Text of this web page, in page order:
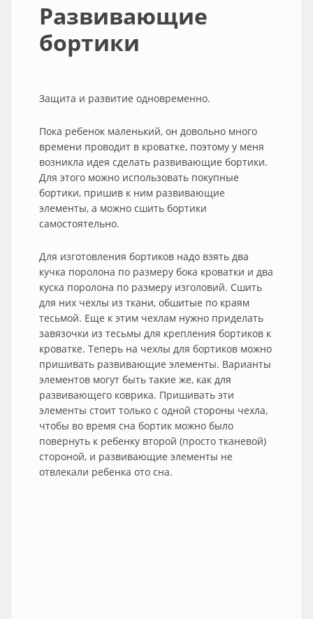
Развивающие
бортики
Защита и развитие одновременно.
Пока ребенок маленький, он довольно много
времени проводит в кроватке, поэтому у меня
возникла идея сделать развивающие бортики.
Для этого можно использовать покупные
бортики, пришив к ним развивающие
элементы, а можно сшить бортики
самостоятельно.
Для изготовления бортиков надо взять два
кучка поролона по размеру бока кроватки и два
куска поролона по размеру изголовий. Сшить
для них чехлы из ткани, обшитые по краям
тесьмой. Еще к этим чехлам нужно приделать
завязочки из тесьмы для крепления бортиков к
кроватке. Теперь на чехлы для бортиков можно
пришивать развивающие элементы. Варианты
элементов могут быть такие же, как для
развивающего коврика. Пришивать эти
элементы стоит только с одной стороны чехла,
чтобы во время сна бортик можно было
повернуть к ребенку второй (просто тканевой)
стороной, и развивающие элементы не
отвлекали ребенка ото сна.